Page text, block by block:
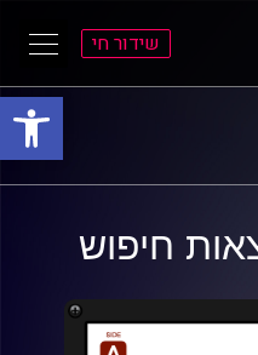
פתח
שידור חי
חיפוש